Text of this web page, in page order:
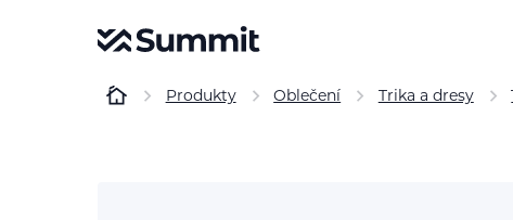
Produkty Oblečení Trika a dresy